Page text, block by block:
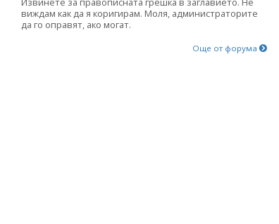
виждам как да я коригирам. Моля, администраторите
да го оправят, ако могат.
Още от форума